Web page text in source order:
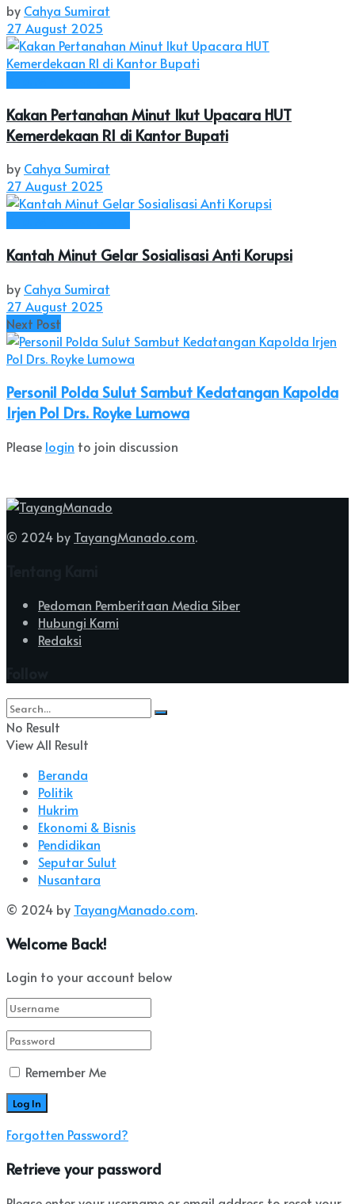
by Cahya Sumirat
27 August 2025
Kakan Pertanahan Minut Ikut Upacara HUT
Kemerdekaan RI di Kantor Bupati
by Cahya Sumirat
27 August 2025
Kantah Minut Gelar Sosialisasi Anti Korupsi
by Cahya Sumirat
27 August 2025
Next Post
Personil Polda Sulut Sambut Kedatangan Kapolda
Irjen Pol Drs. Royke Lumowa
Please login to join discussion
© 2024 by TayangManado.com.
Pedoman Pemberitaan Media Siber
Hubungi Kami
Redaksi
No Result
View All Result
Beranda
Politik
Hukrim
Ekonomi & Bisnis
Pendidikan
Seputar Sulut
Nusantara
© 2024 by TayangManado.com.
Welcome Back!
Login to your account below
Remember Me
Forgotten Password?
Retrieve your password